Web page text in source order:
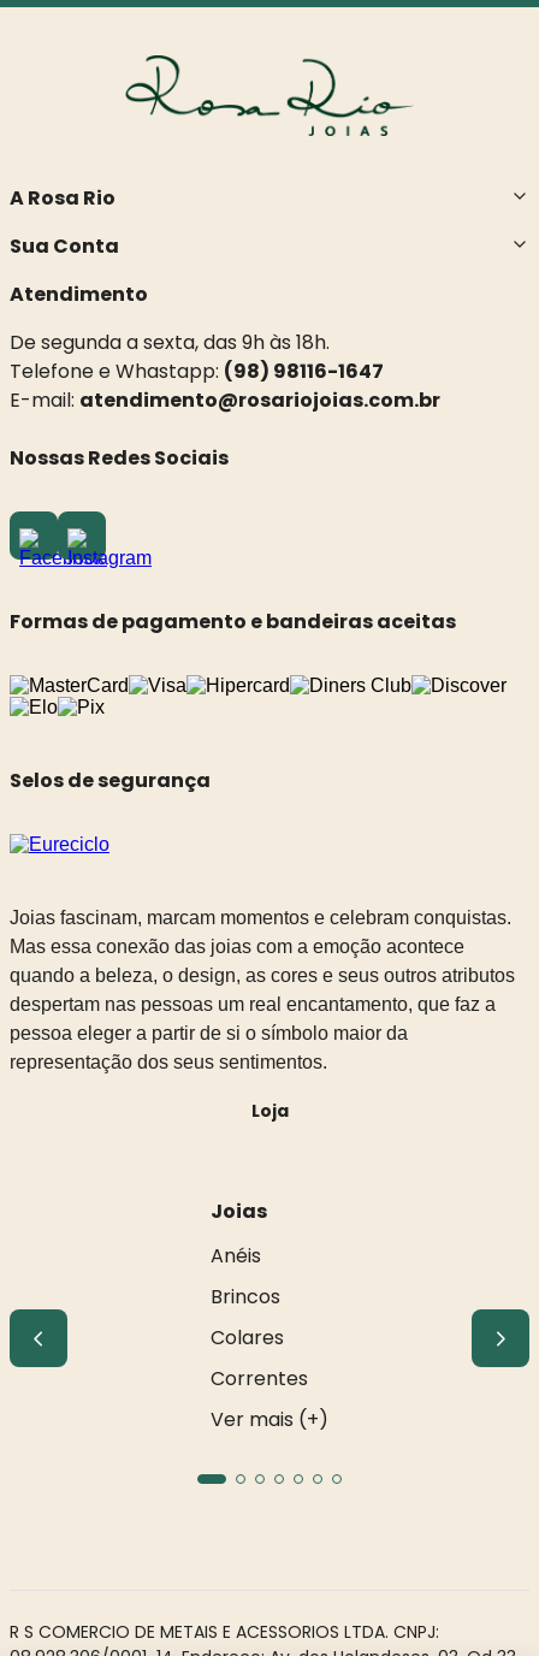
A Rosa Rio
Sua Conta
Atendimento
De segunda a sexta, das 9h às 18h.
Telefone e Whastapp: (98) 98116-1647
E-mail: atendimento@rosariojoias.com.br
Nossas Redes Sociais
Formas de pagamento e bandeiras aceitas
Selos de segurança
Joias fascinam, marcam momentos e celebram conquistas.
Mas essa conexão das joias com a emoção acontece
quando a beleza, o design, as cores e seus outros atributos
despertam nas pessoas um real encantamento, que faz a
pessoa eleger a partir de si o símbolo maior da
representação dos seus sentimentos.
Loja
Joias
Anéis
Brincos
Colares
Correntes
Ver mais (+)
R S COMERCIO DE METAIS E ACESSORIOS LTDA. CNPJ:
08.928.306/0001-14. Endereço: Av. dos Holandeses, 03, Qd 33,